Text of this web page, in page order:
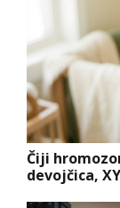
Čiji
devojčica,